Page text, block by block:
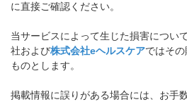
に直接ご確認ください。
当サービスによって生じた損害につい
社および株式会社eヘルスケアではそ
ものとします。
掲載情報に誤りがある場合には、お手